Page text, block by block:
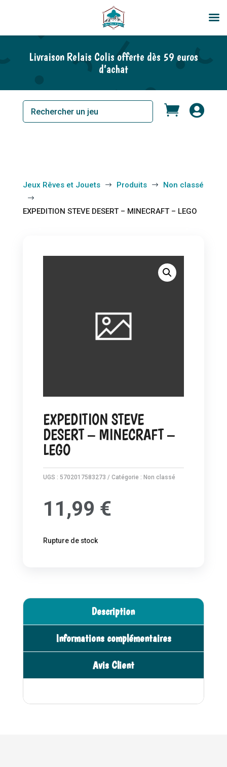
Livraison Relais Colis offerte dès 59 euros
d’achat
 
Jeux Rêves et Jouets $ Produits $ Non classé
$
EXPEDITION STEVE DESERT – MINECRAFT – LEGO
EXPEDITION STEVE
DESERT – MINECRAFT –
LEGO
UGS : 5702017583273 Catégorie : Non classé
11,99 €
Rupture de stock
Description
Informations complémentaires
Avis Client